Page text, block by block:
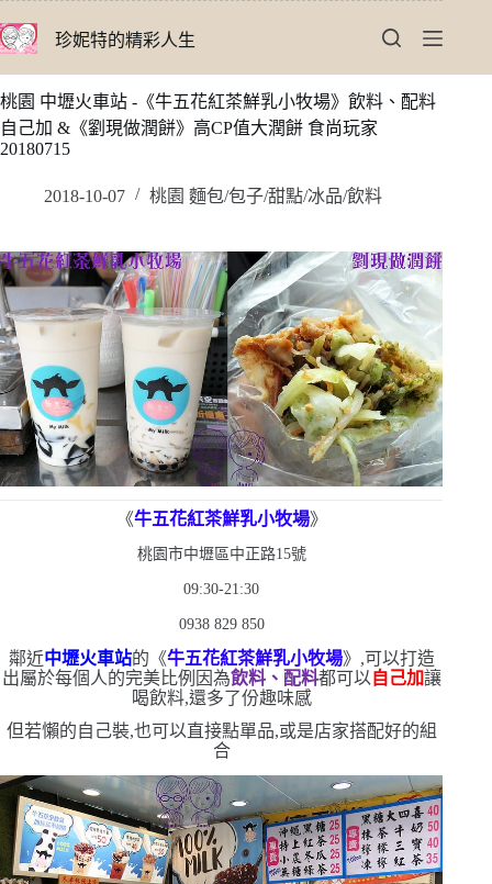
至
要
內
容
珍妮特的精彩人生
桃園 中壢火車站 -《牛五花紅茶鮮乳小牧場》飲料、配料
自己加 &《劉現做潤餅》高CP值大潤餅 食尚玩家
20180715
2018-10-07 桃園 麵包/包子/甜點/冰品/飲料
《牛五花紅茶鮮乳小牧場》
桃園市中壢區中正路15號
09:30-21:30
0938 829 850
鄰近中壢火車站的《牛五花紅茶鮮乳小牧場》,可以打造
出屬於每個人的完美比例 因為飲料、配料都可以 自己加讓
喝飲料,還多了份趣味感
但若懶的自己裝,也可以直接點單品,或是店家搭配好的組
合